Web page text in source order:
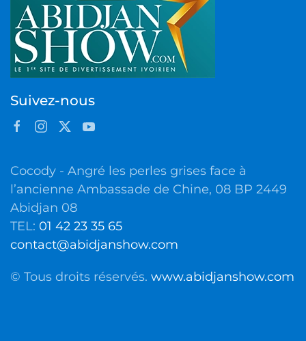
Suivez-nous
Cocody - Angré les perles grises face à
l’ancienne Ambassade de Chine, 08 BP 2449
Abidjan 08
TEL: 01 42 23 35 65
contact@abidjanshow.com
© Tous droits réservés. www.abidjanshow.com